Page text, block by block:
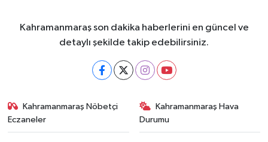
Kahramanmaraş son dakika haberlerini en güncel ve
detaylı şekilde takip edebilirsiniz.
Kahramanmaraş Nöbetçi
Eczaneler
Kahramanmaraş Hava
Durumu